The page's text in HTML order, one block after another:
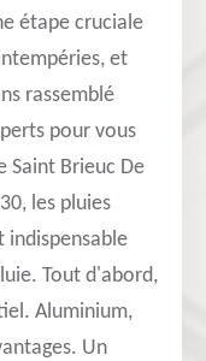
étape cruciale
et
rassemblé
pour vous
Saint Brieuc De
les pluies
indispensable
Tout d'abord,
Aluminium,
Un